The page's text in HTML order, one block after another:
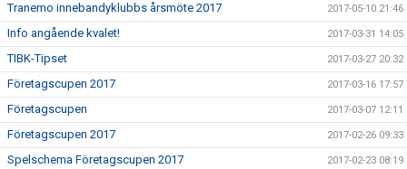
Tranemo innebandyklubbs årsmöte 2017 2017-05-10 21:46
Info angående kvalet! 2017-03-31 14:05
TIBK-Tipset 2017-03-27 20:32
Företagscupen 2017 2017-03-16 17:57
Företagscupen 2017-03-07 12:11
Företagscupen 2017 2017-02-26 09:33
Spelschema Företagscupen 2017 2017-02-23 08:19